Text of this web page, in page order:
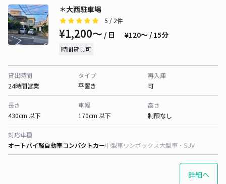
＊大西駐車場
5 / 2件
¥1,200〜 / 日 ¥120〜 / 15分
時間貸し可
貸出時間
24時間営業
タイプ
平置き
再入庫
可
長さ
430cm 以下
車幅
170cm 以下
高さ
制限なし
対応車種
オートバイ軽自動車コンパクトカー中型車ワンボックス大型車・SUV
詳細へ